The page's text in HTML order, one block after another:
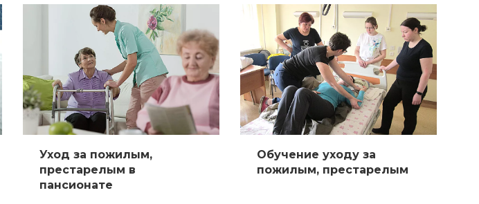
Уход за пожилым,
престарелым в
пансионате
Обучение уходу за
пожилым, престарелым